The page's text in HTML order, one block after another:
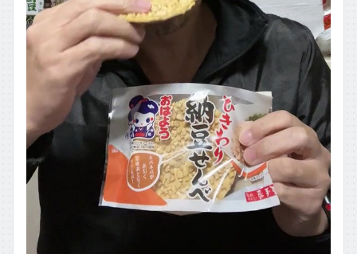
変わり種・ネタ
食材タグ一覧 →